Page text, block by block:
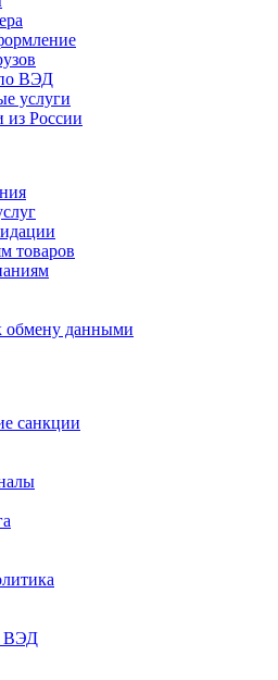
ВЭД
услуги
из России
товаров
обмену данными
санкции
ВЭД